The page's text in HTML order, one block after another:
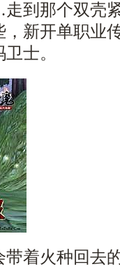
到那个双壳
新开单职业
士。
着火种回去